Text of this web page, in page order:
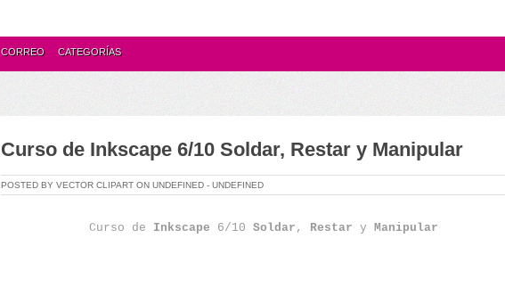
CORREO CATEGORÍAS
Curso de Inkscape 6/10 Soldar, Restar y Manipular
POSTED BY VECTOR CLIPART ON UNDEFINED - UNDEFINED
Curso de Inkscape 6/10 Soldar , Restar y Manipular